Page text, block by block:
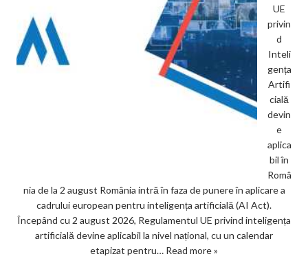
UE
privin
d
Inteli
gența
Artifi
cială
devin
e
aplica
bil în
Româ
nia de la 2 august România intră în faza de punere în aplicare a
cadrului european pentru inteligența artificială (AI Act).
Începând cu 2 august 2026, Regulamentul UE privind inteligența
artificială devine aplicabil la nivel național, cu un calendar
etapizat pentru… Read more »